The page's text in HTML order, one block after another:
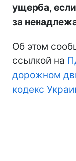
ущерба,
за
Об этом
ссылкой на
дорожном
кодекс